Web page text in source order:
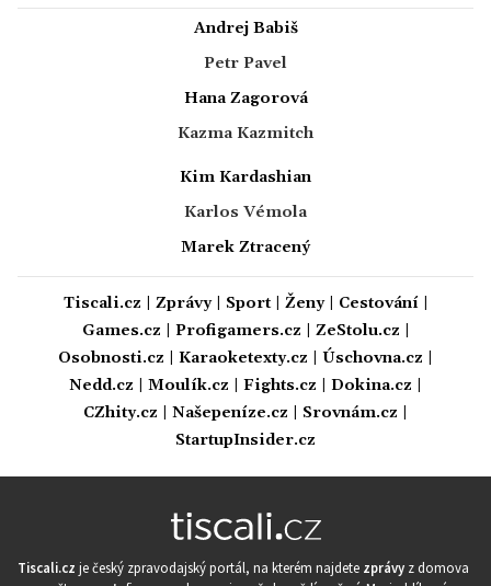
Andrej Babiš
Petr Pavel
Hana Zagorová
Kazma Kazmitch
Kim Kardashian
Karlos Vémola
Marek Ztracený
Tiscali.cz Zprávy| Sport| Ženy| Cestování|
Games.cz
Profigamers.cz ZeStolu.cz
Osobnosti.cz
Karaoketexty.cz Úschovna.cz
Nedd.cz
Moulík.cz Fights.cz Dokina.cz
CZhity.cz
Našepeníze.cz Srovnám.cz
StartupInsider.cz
Tiscali.cz je český zpravodajský portál, na kterém najdete zprávy z domova